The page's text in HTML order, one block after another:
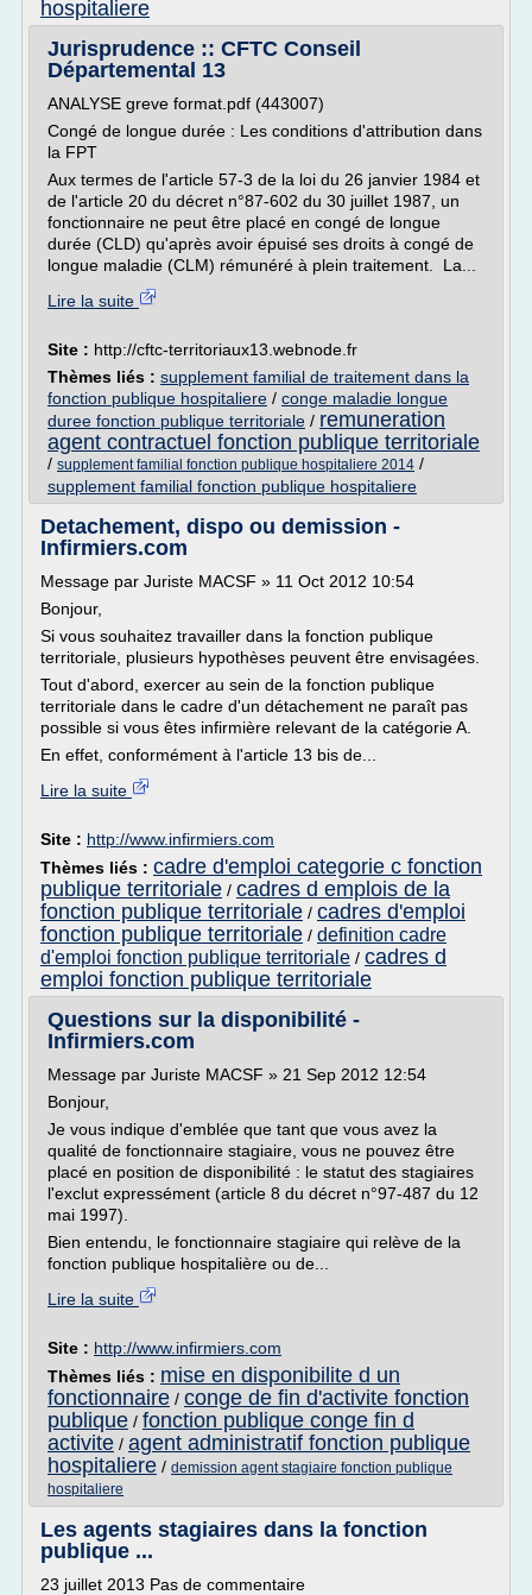
hospitaliere
Jurisprudence :: CFTC Conseil
Départemental 13
ANALYSE greve format.pdf (443007)
Congé de longue durée : Les conditions d'attribution dans
la FPT
Aux termes de l'article 57-3 de la loi du 26 janvier 1984 et
de l'article 20 du décret n°87-602 du 30 juillet 1987, un
fonctionnaire ne peut être placé en congé de longue
durée (CLD) qu'après avoir épuisé ses droits à congé de
longue maladie (CLM) rémunéré à plein traitement. La...
Lire la suite
Site : http://cftc-territoriaux13.webnode.fr
Thèmes liés : supplement familial de traitement dans la
fonction publique hospitaliere / conge maladie longue
duree fonction publique territoriale / remuneration
agent contractuel fonction publique territoriale
/ supplement familial fonction publique hospitaliere 2014 /
supplement familial fonction publique hospitaliere
Detachement, dispo ou demission -
Infirmiers.com
Message par Juriste MACSF » 11 Oct 2012 10:54
Bonjour,
Si vous souhaitez travailler dans la fonction publique
territoriale, plusieurs hypothèses peuvent être envisagées.
Tout d'abord, exercer au sein de la fonction publique
territoriale dans le cadre d'un détachement ne paraît pas
possible si vous êtes infirmière relevant de la catégorie A.
En effet, conformément à l'article 13 bis de...
Lire la suite
Site : http://www.infirmiers.com
Thèmes liés : cadre d'emploi categorie c fonction
publique territoriale / cadres d emplois de la
fonction publique territoriale / cadres d'emploi
fonction publique territoriale / definition cadre
d'emploi fonction publique territoriale / cadres d
emploi fonction publique territoriale
Questions sur la disponibilité -
Infirmiers.com
Message par Juriste MACSF » 21 Sep 2012 12:54
Bonjour,
Je vous indique d'emblée que tant que vous avez la
qualité de fonctionnaire stagiaire, vous ne pouvez être
placé en position de disponibilité : le statut des stagiaires
l'exclut expressément (article 8 du décret n°97-487 du 12
mai 1997).
Bien entendu, le fonctionnaire stagiaire qui relève de la
fonction publique hospitalière ou de...
Lire la suite
Site : http://www.infirmiers.com
Thèmes liés : mise en disponibilite d un
fonctionnaire / conge de fin d'activite fonction
publique / fonction publique conge fin d
activite / agent administratif fonction publique
hospitaliere / demission agent stagiaire fonction publique
hospitaliere
Les agents stagiaires dans la fonction
publique ...
23 juillet 2013 Pas de commentaire